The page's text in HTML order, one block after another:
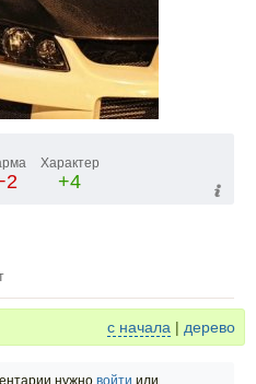
Характер
+4
с начала | дерево
нужно войти или